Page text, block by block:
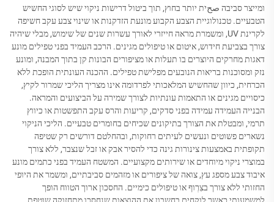
ומייצר סביבה صحית יותר בחוץ, תוך ביטול דרישות ניקוי שיש לסוגי החשיש
הטבעיים. טכנולוגיית הצבע הקבוע מונעת הזדקנות או שינוי צבע עקב חשיפה
לקרינת UV, ומשמרת מראה חייזרי לאורך עשרות שנים של שימוש, מבלי שיהיה
צורך בצביעת חידוש, איטום או טיפולים מגינים. הרכב העמיד בפני טפילים מונע
דאגות מחרקים היוצרים בו תעלות או מציפורים הבונות קן בתוך המבנה, ומונע
נזק ומסוכנות בריאות הנובעים מפלישת טפילים. ההכנה העונתית הופכת ללא
הכרחית, כיוון שהחשיש המלאכותי לפרדומה אינו מצריך הליכי שמרור לקיץ,
כיסויים מגינים או התאמות עונתיות לצורך שמירה על הביצועים והמראה.
הבנייה העמידה עמידה בפני סדקים, קריעות והרס עקב התפשטות או כיווץ
תרמי, ומבטלת את הצורך בתיקונים שכיחים בחומרים טבעיים. הליכי הניקוי
נשארים פשוטים ונעשים לעיתים רחוקות, ובהחלטם דורשים רק שטיפה
תקופתית באמצעות צינורות גינה כדי להסיר אבק או זבל שנצבר, ללא צורך
במוצרי ניקוי מיוחדים או שירותים מקצועיים. המשטח העמיד בפני כתמים מונע
איבוד צבע מספג עץ, צואה של ציפורים או מזהמים סביבתיים, ומשמר את היופי
החזותי ללא צורך בצִרְוף או טיפולים כימיים. החסכון ארוך הטווח הופך